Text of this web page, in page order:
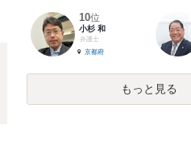
10位
小杉 和
弁護士
京都府
もっと見る